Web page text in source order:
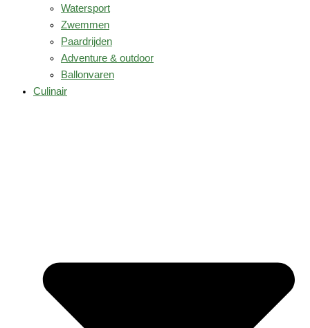
Watersport
Zwemmen
Paardrijden
Adventure & outdoor
Ballonvaren
Culinair